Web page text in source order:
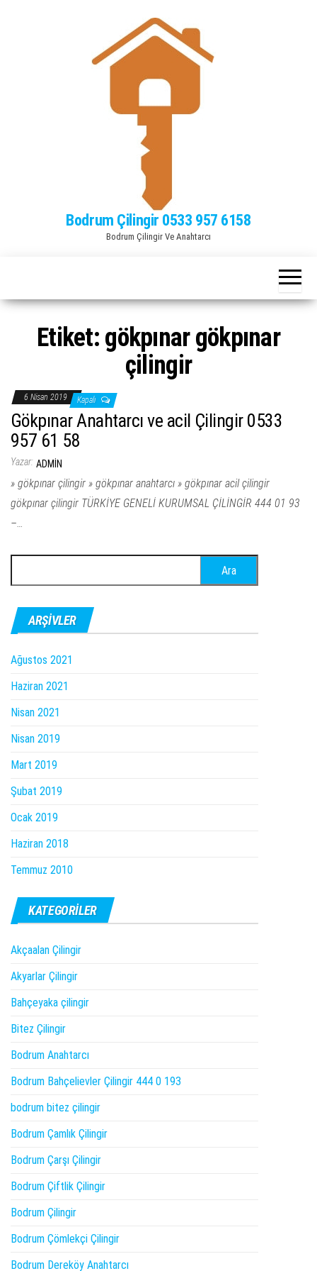
Bodrum Çilingir 0533 957 6158
Bodrum Çilingir Ve Anahtarcı
Etiket: gökpınar gökpınar
çilingir
6 Nisan 2019 Kapalı
Gökpınar Anahtarcı ve acil Çilingir 0533
957 61 58
Yazar: ADMIN
» gökpınar çilingir » gökpınar anahtarcı » gökpınar acil çilingir
gökpınar çilingir TÜRKİYE GENELİ KURUMSAL ÇİLİNGİR 444 01 93
–…
ARŞIVLER
Ağustos 2021
Haziran 2021
Nisan 2021
Nisan 2019
Mart 2019
Şubat 2019
Ocak 2019
Haziran 2018
Temmuz 2010
KATEGORILER
Akçaalan Çilingir
Akyarlar Çilingir
Bahçeyaka çilingir
Bitez Çilingir
Bodrum Anahtarcı
Bodrum Bahçelievler Çilingir 444 0 193
bodrum bitez çilingir
Bodrum Çamlık Çilingir
Bodrum Çarşı Çilingir
Bodrum Çiftlik Çilingir
Bodrum Çilingir
Bodrum Çömlekçi Çilingir
Bodrum Dereköy Anahtarcı